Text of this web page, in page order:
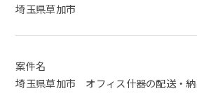
埼玉県草加市
案件名
埼玉県草加市 オフィス什器の配送・